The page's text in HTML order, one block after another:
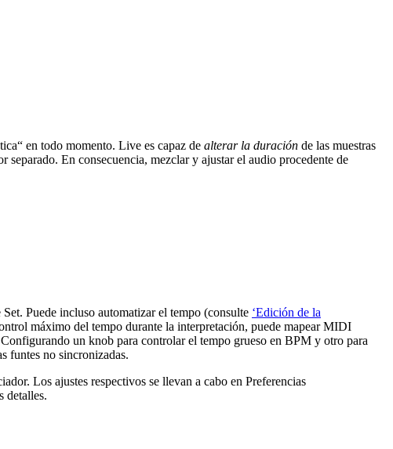
en todo momento. Live es capaz de alterar la duración de las muestras
En consecuencia, mezclar y ajustar el audio procedente de
Puede incluso automatizar el tempo (consulte ‘Edición de la
máximo del tempo durante la interpretación, puede mapear MIDI
un knob para controlar el tempo grueso en BPM y otro para
funtes no sincronizadas.
Los ajustes respectivos se llevan a cabo en Preferencias
detalles.